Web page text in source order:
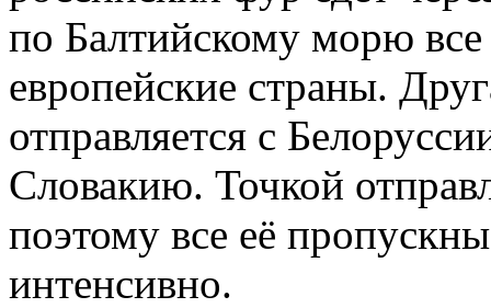
по Балтийскому морю все
европейские страны.
отправляется с
Словакию. Точкой
поэтому все её
интенсивно.